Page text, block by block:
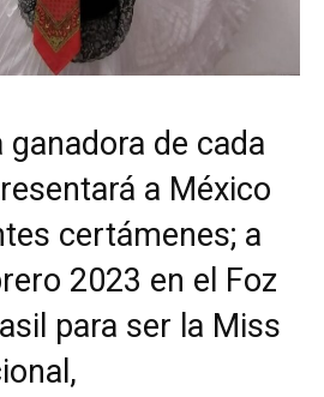
ganadora de cada
a México
certámenes; a
2023 en el Foz
para ser la Miss